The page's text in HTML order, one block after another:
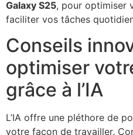
Galaxy S25, pour optimiser
faciliter vos tâches
Conseils
optimiser
grâce à l’IA
L’IA offre une pléthore de
votre façon de travailler.